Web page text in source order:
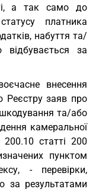
а так само до
платника
набуття та/
за
внесення
заяв про
та/або
камеральної
200.10 статті 200
пунктом
- перевірки,
за результатами